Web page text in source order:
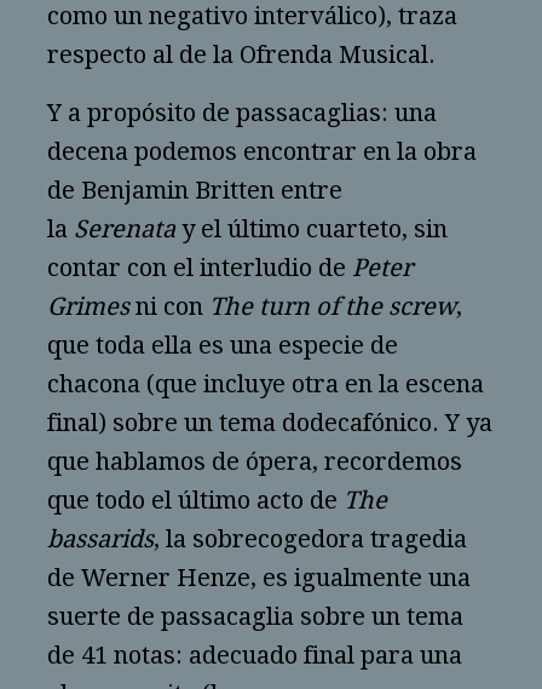
como un negativo interválico), traza
respecto al de la Ofrenda Musical.
Y a propósito de passacaglias: una
decena podemos encontrar en la obra
de Benjamin Britten entre
la Serenata y el último cuarteto, sin
contar con el interludio de Peter
Grimesni con The turn of the screw,
que toda ella es una especie de
chacona (que incluye otra en la escena
final) sobre un tema dodecafónico. Y ya
que hablamos de ópera, recordemos
que todo el último acto de The
bassarids, la sobrecogedora tragedia
de Werner Henze, es igualmente una
suerte de passacaglia sobre un tema
de 41 notas: adecuado final para una